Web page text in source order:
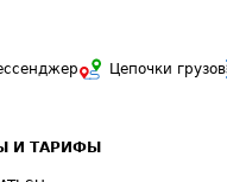
Цепочки грузов
И ТАРИФЫ